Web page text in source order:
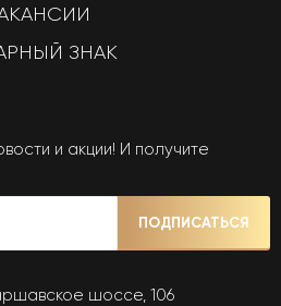
ЗНАК
и акции! И получите
ПОДПИСАТЬСЯ
шоссе, 106